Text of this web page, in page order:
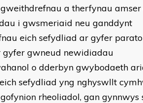
a therfynau
i gwsmeriaid neu ganddynt
eich sefydliad ar gyfer
gwneud newidiadau
o dderbyn gwybodaeth
sefydliad yng nghyswllt
rheoliadol, gan gynnwys